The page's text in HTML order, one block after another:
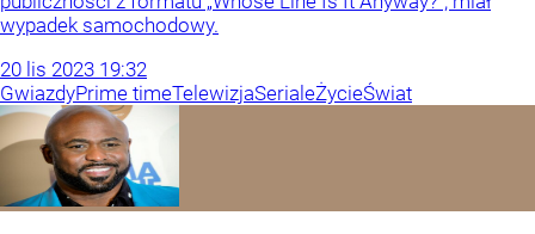
wypadek samochodowy.
20 lis 2023 19:32
GwiazdyPrime timeTelewizjaSerialeŻycieŚwiat